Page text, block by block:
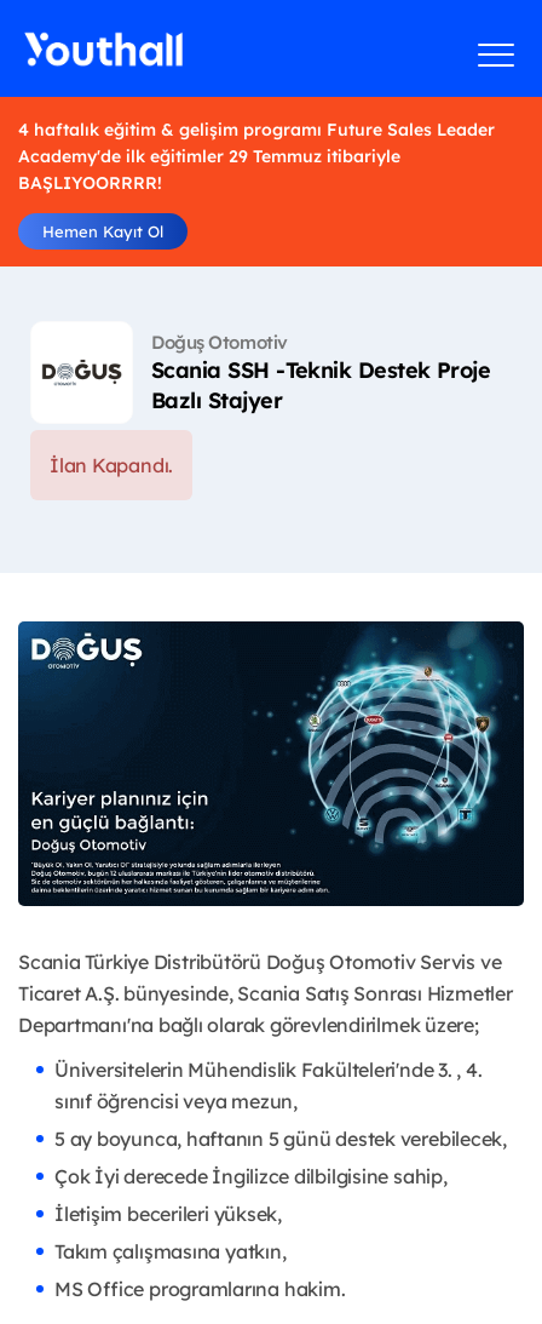
4 haftalık eğitim & gelişim programı Future Sales Leader
Academy'de ilk eğitimler 29 Temmuz itibariyle
BAŞLIYOORRRR!
Hemen Kayıt Ol
Doğuş Otomotiv
Scania SSH -Teknik Destek Proje
Bazlı Stajyer
İlan Kapandı.
Scania Türkiye Distribütörü Doğuş Otomotiv Servis ve
Ticaret A.Ş. bünyesinde, Scania Satış Sonrası Hizmetler
Departmanı'na bağlı olarak görevlendirilmek üzere;
Üniversitelerin Mühendislik Fakülteleri'nde 3. , 4.
sınıf öğrencisi veya mezun,
5 ay boyunca, haftanın 5 günü destek verebilecek,
Çok İyi derecede İngilizce dilbilgisine sahip,
İletişim becerileri yüksek,
Takım çalışmasına yatkın,
MS Office programlarına hakim.